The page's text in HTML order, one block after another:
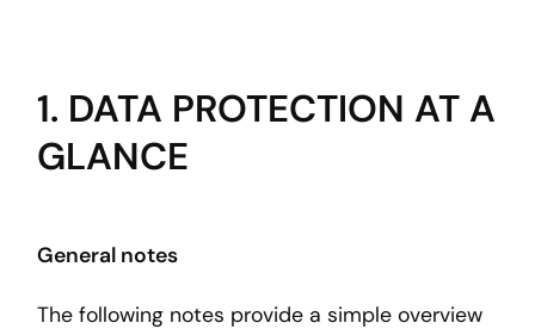
1. DATA PROTECTION AT A
GLANCE
General notes
The following notes provide a simple overview